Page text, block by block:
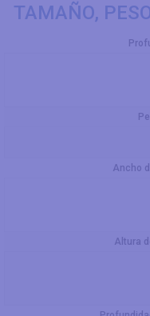
TAMAÑO,
Ancho
Altura